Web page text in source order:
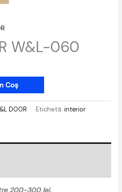
W&L-060
Coș
DOOR Etichetă: interior
200-300 lei.